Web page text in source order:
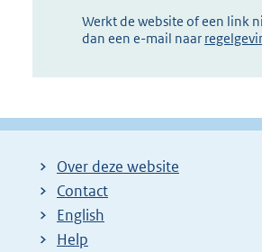
Werkt de website of een link
dan een e-mail naar
Over deze website
Contact
English
Help